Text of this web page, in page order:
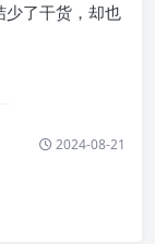
少了干货，却也
2024-08-21